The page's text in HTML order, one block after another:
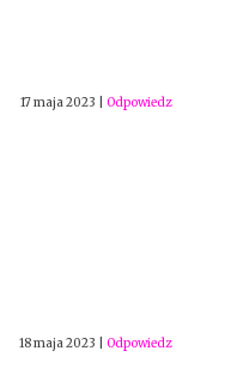
17 maja 2023 Odpowiedz
18 maja 2023 Odpowiedz